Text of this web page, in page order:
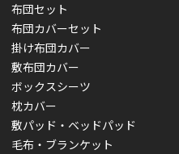
布団セット
布団カバーセット
掛け布団カバー
敷布団カバー
ボックスシーツ
枕カバー
敷パッド・ベッドパッド
毛布・ブランケット